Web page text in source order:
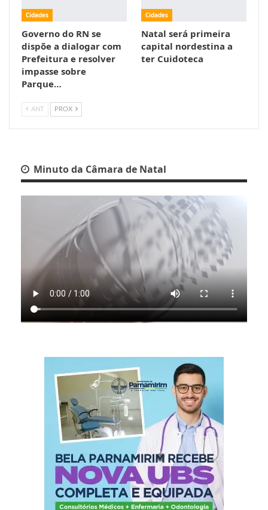
Cidades
Governo do RN se
dispõe a dialogar com
Prefeitura e resolver
impasse sobre
Parque…
Cidades
Natal será primeira
capital nordestina a
ter Cuidoteca
ANT PROX
Minuto da Câmara de Natal